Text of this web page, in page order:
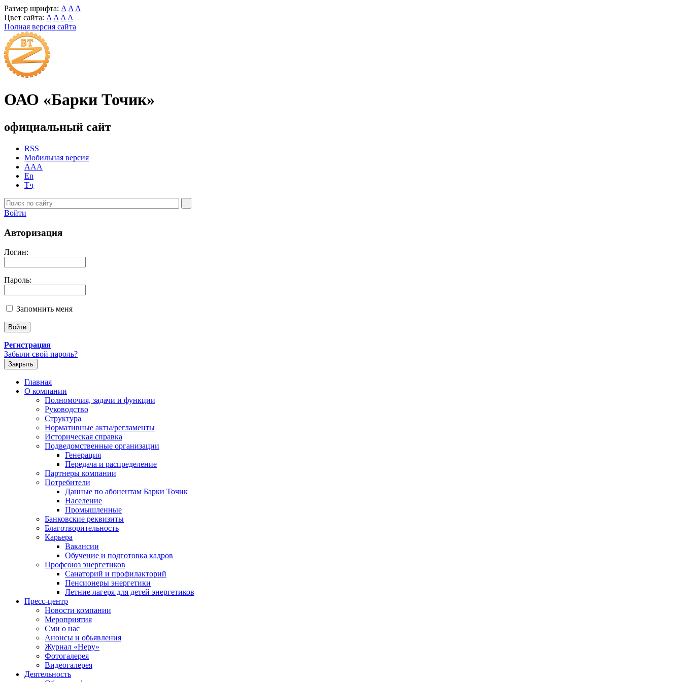
Размер шрифта: A A A
Цвет сайта: A A A A
Полная версия сайта
ОАО «Барки Точик»
официальный сайт
RSS
Мобильная версия
AAA
En
Тҷ
Войти
Авторизация
Логин:
Пароль:
Запомнить меня
Регистрация
Забыли свой пароль?
Закрыть
Главная
О компании
Полномочия, задачи и функции
Руководство
Структура
Нормативные акты/регламенты
Историческая справка
Подведомственные организации
Генерация
Передача и распределение
Партнеры компании
Потребители
Данные по абонентам Барки Точик
Население
Промышленные
Банковские реквизиты
Благотворительность
Карьера
Вакансии
Обучение и подготовка кадров
Профсоюз энергетиков
Санаторий и профилакторий
Пенсионеры энергетики
Летние лагеря для детей энергетиков
Пресс-центр
Новости компании
Мероприятия
Сми о нас
Анонсы и обьявления
Журнал «Неру»
Фотогалерея
Видеогалерея
Деятельность